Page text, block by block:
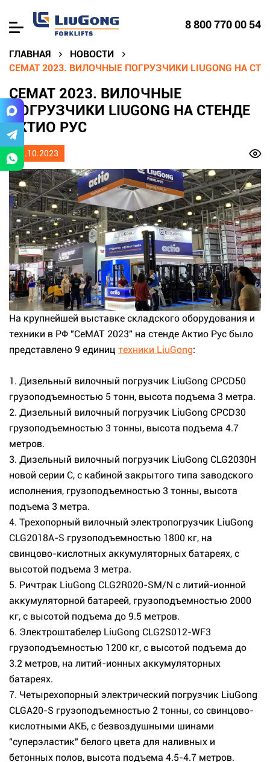
8 800 770 00 54
ГЛАВНАЯ
НОВОСТИ
СЕМАТ 2023. ВИЛОЧНЫЕ ПОГРУЗЧИКИ LIUGONG НА
СЕМАТ 2023. ВИЛОЧНЫЕ
ПОГРУЗЧИКИ LIUGONG НА СТЕНДЕ
АКТИО РУС
03.10.2023
На крупнейшей выставке складского оборудования и
техники в РФ "СеМАТ 2023" на стенде Актио Рус было
представлено 9 единиц техники LiuGong:
1. Дизельный вилочный погрузчик LiuGong CPCD50
грузоподъемностью 5 тонн, высота подъема 3 метра.
2. Дизельный вилочный погрузчик LiuGong CPCD30
грузоподъемностью 3 тонны, высота подъема 4.7
метров.
3. Дизельный вилочный погрузчик LiuGong CLG2030H
новой серии С, с кабиной закрытого типа заводского
исполнения, грузоподъемностью 3 тонны, высота
подъема 3 метра.
4. Трехопорный вилочный электропогрузчик LiuGong
CLG2018A-S грузоподъемностью 1800 кг, на
свинцово-кислотных аккумуляторных батареях, с
высотой подъема 3 метра.
5. Ричтрак LiuGong CLG2R020-SM/N с литий-ионной
аккумуляторной батареей, грузоподъемностью 2000
кг, с высотой подъема до 9.5 метров.
6. Электроштабелер LiuGong CLG2S012-WF3
грузоподъемностью 1200 кг, с высотой подъема до
3.2 метров, на литий-ионных аккумуляторных
батареях.
7. Четырехопорный электрический погрузчик LiuGong
CLGA20-S грузоподъемностью 2 тонны, со свинцово-
кислотными АКБ, с безвоздушными шинами
"суперэластик" белого цвета для наливных и
бетонных полов, высота подъема 4.5-4.7 метров.